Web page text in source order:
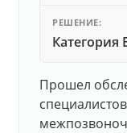
РЕШЕНИЕ:
Категория
Прошел